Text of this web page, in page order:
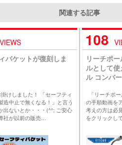
関連する記事
VIEWS
バケットが復刻しま
けしました！ 「セーフティ
造中止で無くなる！」と言う
出ないとか・・・(^^; ご安心
社が以前の販売…
108
リーチポ
ルとして
ル コンバ
た！
「リーチポ
の手順動画を
考えの方は必
をクリックし